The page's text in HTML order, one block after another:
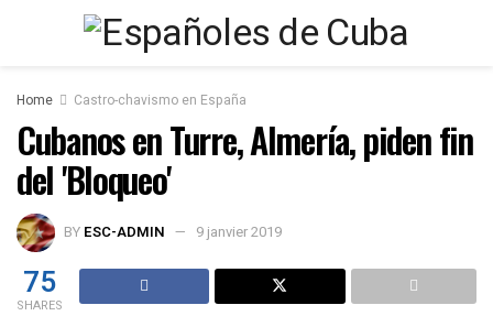
Home Castro-chavismo en España
Cubanos en Turre, Almería, piden fin
del 'Bloqueo'
BY ESC-ADMIN 9 janvier 2019
75
SHARES